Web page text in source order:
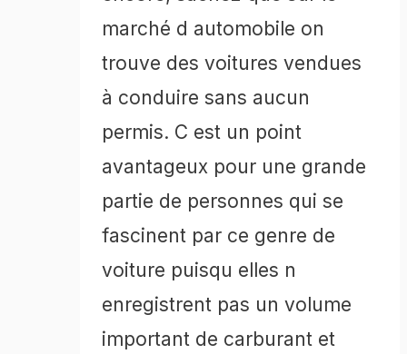
marché d automobile on
trouve des voitures vendues
à conduire sans aucun
permis. C est un point
avantageux pour une grande
partie de personnes qui se
fascinent par ce genre de
voiture puisqu elles n
enregistrent pas un volume
important de carburant et